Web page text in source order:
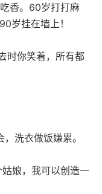
香。60岁打打麻
岁挂在墙上！
时你笑着，所有都
洗衣做饭嫌累。
娘，我可以创造一